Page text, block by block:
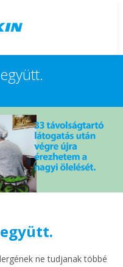
ne tudjanak többé